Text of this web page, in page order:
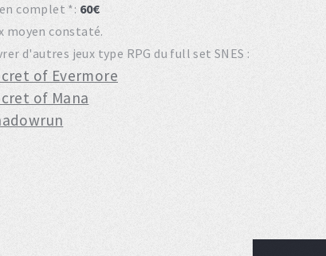
complet *: 60€
moyen constaté.
d'autres jeux type RPG du full set SNES :
of Evermore
of Mana